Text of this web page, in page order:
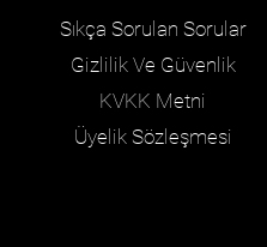
Sıkça Sorulan Sorular
Gizlilik Ve Güvenlik
KVKK Metni
Üyelik Sözleşmesi